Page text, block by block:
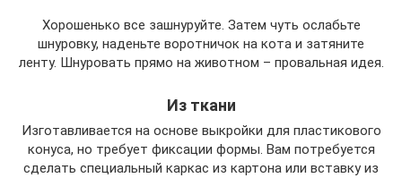
Хорошенько все зашнуруйте. Затем чуть ослабьте
шнуровку, наденьте воротничок на кота и затяните
ленту. Шнуровать прямо на животном – провальная идея.
Из ткани
Изготавливается на основе выкройки для пластикового
конуса, но требует фиксации формы. Вам потребуется
сделать специальный каркас из картона или вставку из